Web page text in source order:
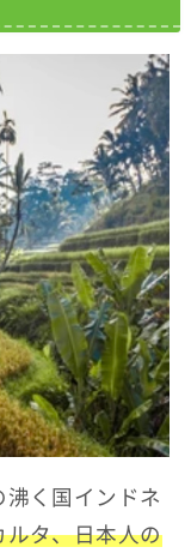
く国インドネ
タ、日本人の